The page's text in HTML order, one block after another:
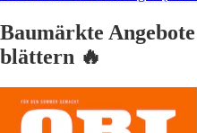
Baumärkte
blättern 🔥